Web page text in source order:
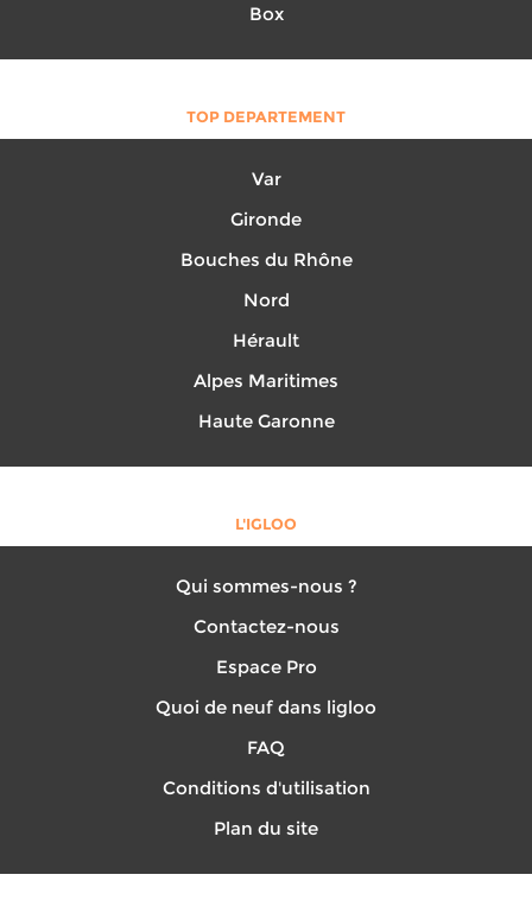
Box
TOP DEPARTEMENT
Var
Gironde
Bouches du Rhône
Nord
Hérault
Alpes Maritimes
Haute Garonne
L'IGLOO
Qui sommes-nous ?
Contactez-nous
Espace Pro
Quoi de neuf dans ligloo
FAQ
Conditions d'utilisation
Plan du site